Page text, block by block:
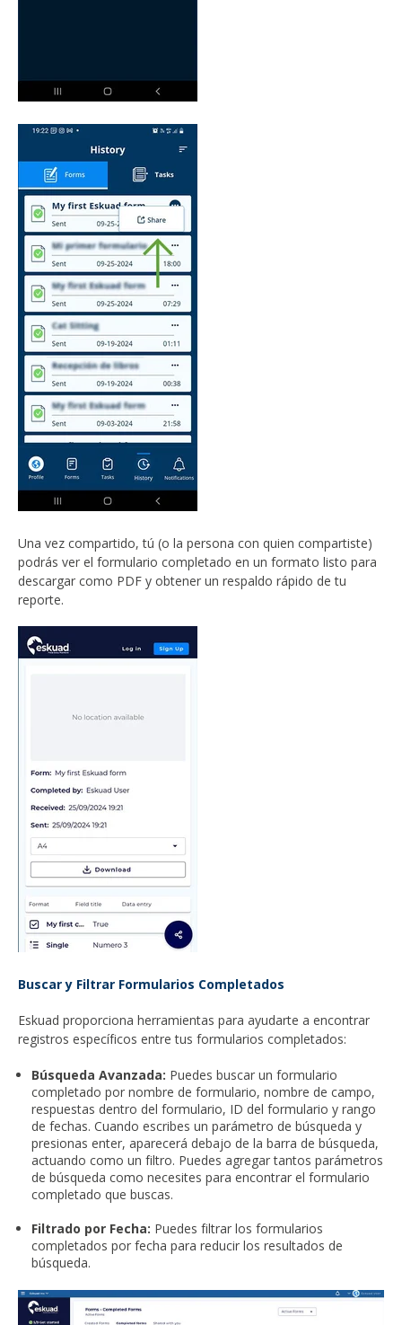
Una vez compartido, tú (o la persona con quien compartiste)
podrás ver el formulario completado en un formato listo para
descargar como PDF y obtener un respaldo rápido de tu
reporte.
Buscar y Filtrar Formularios Completados
Eskuad proporciona herramientas para ayudarte a encontrar
registros específicos entre tus formularios completados:
Búsqueda Avanzada: Puedes buscar un formulario
completado por nombre de formulario, nombre de campo,
respuestas dentro del formulario, ID del formulario y rango
de fechas. Cuando escribes un parámetro de búsqueda y
presionas enter, aparecerá debajo de la barra de búsqueda,
actuando como un filtro. Puedes agregar tantos parámetros
de búsqueda como necesites para encontrar el formulario
completado que buscas.
Filtrado por Fecha: Puedes filtrar los formularios
completados por fecha para reducir los resultados de
búsqueda.